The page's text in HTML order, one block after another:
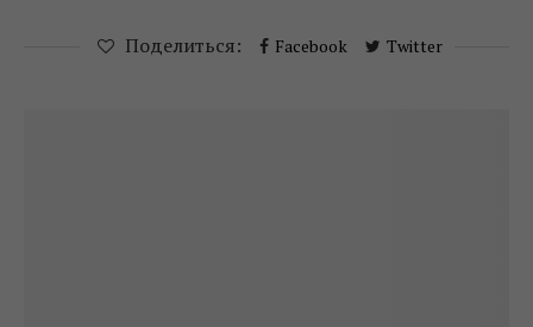
Поделиться: Facebook Twitter